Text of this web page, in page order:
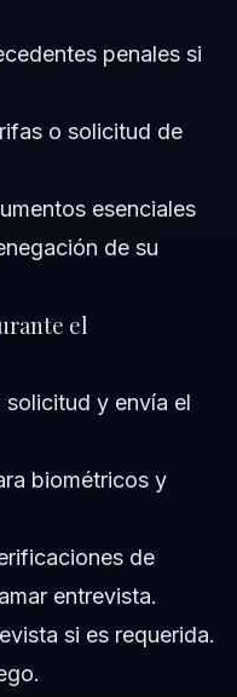
penales si
o solicitud de
esenciales
de su
el
solicitud y envía el
biométricos y
de
entrevista.
si es requerida.